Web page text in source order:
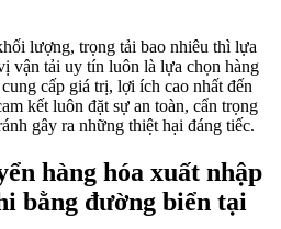
lượng, trọng tải bao nhiêu thì lựa
vận tải uy tín luôn là lựa chọn hàng
cấp giá trị, lợi ích cao nhất đến
kết luôn đặt sự an toàn, cẩn trọng
gây ra những thiệt hại đáng tiếc.
hàng hóa xuất nhập
bằng đường biển tại